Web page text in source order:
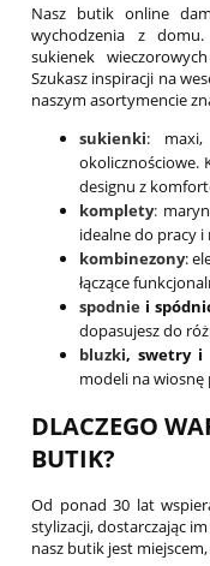
Nasz butik online
wychodzenia z
sukienek
Szukasz inspiracji na
naszym asortymencie
sukienki: maxi,
okolicznościowe.
designu z
komplety:
idealne do pracy i
kombinezony:
łączące
spodnie i
dopasujesz do
bluzki, swetry i
modeli na wiosnę
DLACZEGO
BUTIK?
Od ponad 30 lat
stylizacji, dostarczając
nasz butik jest